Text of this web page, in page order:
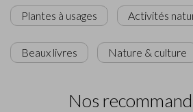
Plantes à usages Activités
Beaux livres Nature & culture
Nos